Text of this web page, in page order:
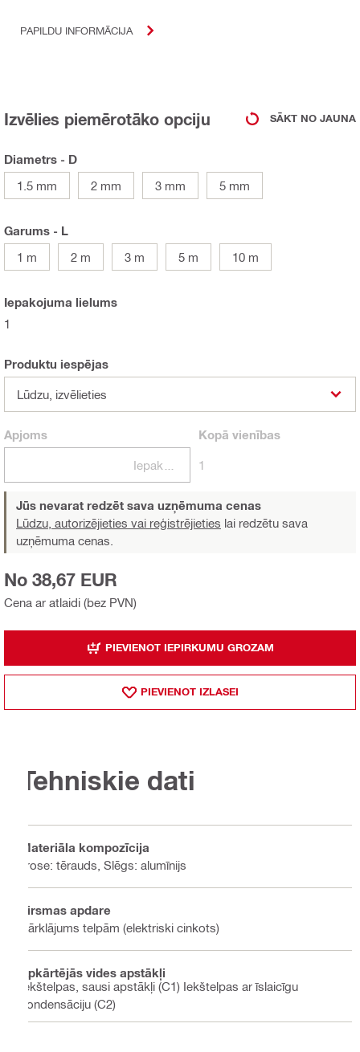
PAPILDU INFORMĀCIJA
Izvēlies piemērotāko opciju SĀKT NO JAUNA
Diametrs - D
1.5 mm
2 mm 3 mm 5 mm
Garums - L
1 m
2 m 3 m 5 m 10 m
Iepakojuma lielums
1
Produktu iespējas
Lūdzu, izvēlieties
Apjoms Kopā vienības
1
Jūs nevarat redzēt sava uzņēmuma cenas
Lūdzu, autorizējieties vai reģistrējieties lai redzētu sava
uzņēmuma cenas.
Cena ar atlaidi (bez PVN)
No 38,67 EUR
PIEVIENOT IEPIRKUMU GROZAM
PIEVIENOT IZLASEI
Tehniskie dati
Materiāla kompozīcija
Trose: tērauds, Slēgs: alumīnijs
Virsmas apdare
Pārklājums telpām (elektriski cinkots)
Apkārtējās vides apstākļi
Iekštelpas, sausi apstākļi (C1) Iekštelpas ar īslaicīgu
kondensāciju (C2)